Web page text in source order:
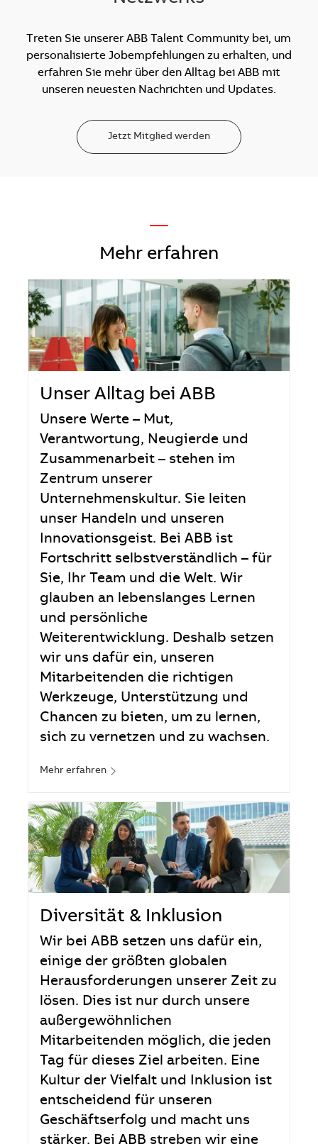
Treten Sie unserer ABB Talent Community bei, um
personalisierte Jobempfehlungen zu erhalten, und
erfahren Sie mehr über den Alltag bei ABB mit
unseren neuesten Nachrichten und Updates.
Jetzt Mitglied werden
—
Mehr erfahren
Unser Alltag bei ABB
Unsere Werte – Mut,
Verantwortung, Neugierde und
Zusammenarbeit – stehen im
Zentrum unserer
Unternehmenskultur. Sie leiten
unser Handeln und unseren
Innovationsgeist. Bei ABB ist
Fortschritt selbstverständlich – für
Sie, Ihr Team und die Welt. Wir
glauben an lebenslanges Lernen
und persönliche
Weiterentwicklung. Deshalb setzen
wir uns dafür ein, unseren
Mitarbeitenden die richtigen
Werkzeuge, Unterstützung und
Chancen zu bieten, um zu lernen,
sich zu vernetzen und zu wachsen.
Mehr erfahren
Diversität & Inklusion
Wir bei ABB setzen uns dafür ein,
einige der größten globalen
Herausforderungen unserer Zeit zu
lösen. Dies ist nur durch unsere
außergewöhnlichen
Mitarbeitenden möglich, die jeden
Tag für dieses Ziel arbeiten. Eine
Kultur der Vielfalt und Inklusion ist
entscheidend für unseren
Geschäftserfolg und macht uns